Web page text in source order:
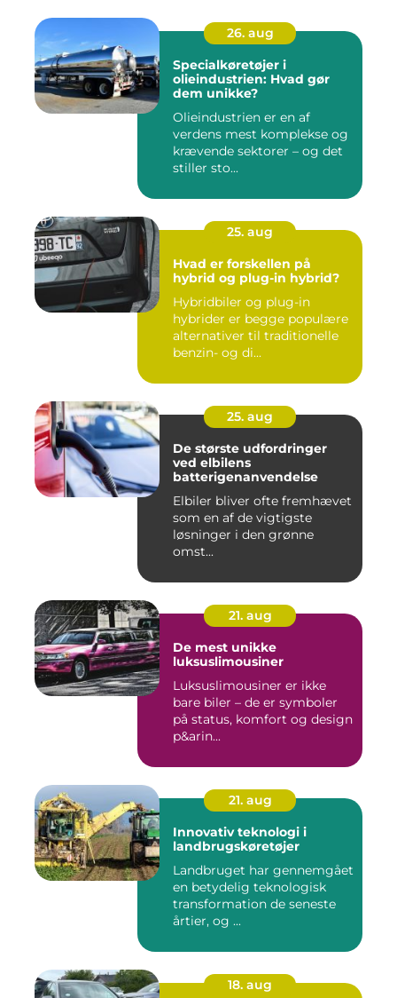
26. aug
Specialkøretøjer i
olieindustrien: Hvad gør
dem unikke?
Olieindustrien er en af
verdens mest komplekse og
krævende sektorer – og det
stiller sto...
25. aug
Hvad er forskellen på
hybrid og plug-in hybrid?
Hybridbiler og plug-in
hybrider er begge populære
alternativer til traditionelle
benzin- og di...
25. aug
De største udfordringer
ved elbilens
batterigenanvendelse
Elbiler bliver ofte fremhævet
som en af de vigtigste
løsninger i den grønne
omst...
21. aug
De mest unikke
luksuslimousiner
Luksuslimousiner er ikke
bare biler – de er symboler
på status, komfort og design
p&arin...
21. aug
Innovativ teknologi i
landbrugskøretøjer
Landbruget har gennemgået
en betydelig teknologisk
transformation de seneste
årtier, og ...
18. aug